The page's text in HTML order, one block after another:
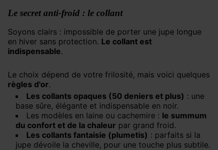
Le secret anti-froid : le collant
Soyons clairs : impossible de porter une jupe longue
en hiver sans protection. Le collant est
indispensable.
Le choix dépend de votre frilosité, mais voici quelques
règles d'or.
Les collants opaques (50 deniers et plus) : une
base sûre, élégante et indispensable en noir.
Les modèles en laine ou cachemire : le summum
du confort et de la chaleur par grand froid.
Les collants fantaisie (plumetis) : parfaits si la
jupe dévoile la cheville, pour une touche plus subtile.